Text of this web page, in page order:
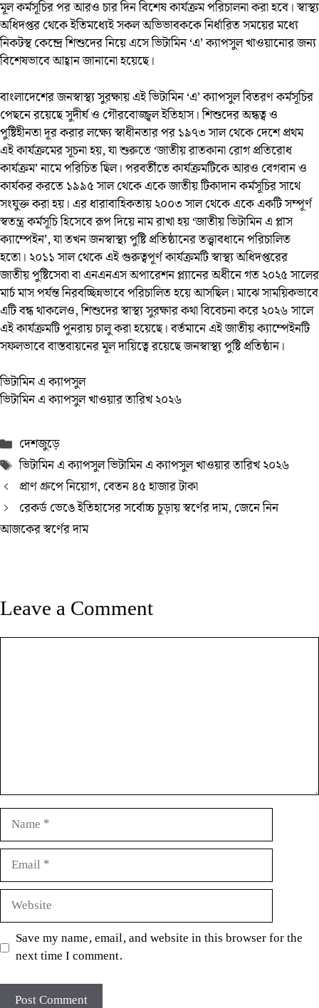
মূল কর্মসূচির পর আরও চার দিন বিশেষ কার্যক্রম পরিচালনা করা হবে। স্বাস্থ্য
অধিদপ্তর থেকে ইতিমধ্যেই সকল অভিভাবককে নির্ধারিত সময়ের মধ্যে
নিকটস্থ কেন্দ্রে শিশুদের নিয়ে এসে ভিটামিন ‘এ’ ক্যাপসুল খাওয়ানোর জন্য
বিশেষভাবে আহ্বান জানানো হয়েছে।
বাংলাদেশের জনস্বাস্থ্য সুরক্ষায় এই ভিটামিন ‘এ’ ক্যাপসুল বিতরণ কর্মসূচির
পেছনে রয়েছে সুদীর্ঘ ও গৌরবোজ্জ্বল ইতিহাস। শিশুদের অন্ধত্ব ও
পুষ্টিহীনতা দূর করার লক্ষ্যে স্বাধীনতার পর ১৯৭৩ সাল থেকে দেশে প্রথম
এই কার্যক্রমের সূচনা হয়, যা শুরুতে ‘জাতীয় রাতকানা রোগ প্রতিরোধ
কার্যক্রম’ নামে পরিচিত ছিল। পরবর্তীতে কার্যক্রমটিকে আরও বেগবান ও
কার্যকর করতে ১৯৯৫ সাল থেকে একে জাতীয় টিকাদান কর্মসূচির সাথে
সংযুক্ত করা হয়। এর ধারাবাহিকতায় ২০০৩ সাল থেকে একে একটি সম্পূর্ণ
স্বতন্ত্র কর্মসূচি হিসেবে রূপ দিয়ে নাম রাখা হয় ‘জাতীয় ভিটামিন এ প্লাস
ক্যাম্পেইন’, যা তখন জনস্বাস্থ্য পুষ্টি প্রতিষ্ঠানের তত্ত্বাবধানে পরিচালিত
হতো। ২০১১ সাল থেকে এই গুরুত্বপূর্ণ কার্যক্রমটি স্বাস্থ্য অধিদপ্তরের
জাতীয় পুষ্টিসেবা বা এনএনএস অপারেশন প্ল্যানের অধীনে গত ২০২৫ সালের
মার্চ মাস পর্যন্ত নিরবচ্ছিন্নভাবে পরিচালিত হয়ে আসছিল। মাঝে সাময়িকভাবে
এটি বন্ধ থাকলেও, শিশুদের স্বাস্থ্য সুরক্ষার কথা বিবেচনা করে ২০২৬ সালে
এই কার্যক্রমটি পুনরায় চালু করা হয়েছে। বর্তমানে এই জাতীয় ক্যাম্পেইনটি
সফলভাবে বাস্তবায়নের মূল দায়িত্বে রয়েছে জনস্বাস্থ্য পুষ্টি প্রতিষ্ঠান।
ভিটামিন এ ক্যাপসুল
ভিটামিন এ ক্যাপসুল খাওয়ার তারিখ ২০২৬
Categories
দেশজুড়ে
Tags
ভিটামিন এ ক্যাপসুল ভিটামিন এ ক্যাপসুল খাওয়ার তারিখ ২০২৬
প্রাণ গ্রুপে নিয়োগ, বেতন ৪৫ হাজার টাকা
রেকর্ড ভেঙে ইতিহাসের সর্বোচ্চ চূড়ায় স্বর্ণের দাম, জেনে নিন
আজকের স্বর্ণের দাম
Leave a Comment
Name
Email
Website
Save my name, email, and website in this browser for the
next time I comment.